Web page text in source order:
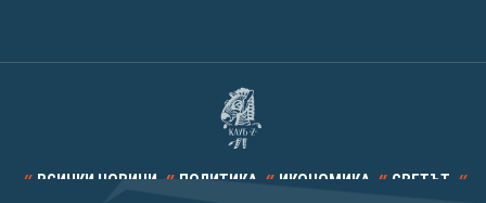
ВСИЧКИ НОВИНИ ПОЛИТИКА ИКОНОМИКА СВЕТЪТ